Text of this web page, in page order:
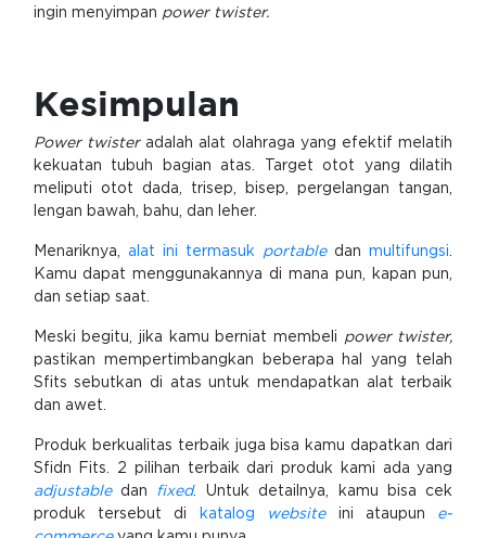
ingin menyimpan power twister.
Kesimpulan
Power twisteradalah alat olahraga yang efektif melatih
kekuatan tubuh bagian atas. Target otot yang dilatih
meliputi otot dada, trisep, bisep, pergelangan tangan,
lengan bawah, bahu, dan leher.
Menariknya, alat ini termasuk portabledanmultifungsi.
Kamu dapat menggunakannya di mana pun, kapan pun,
dan setiap saat.
Meski begitu, jika kamu berniat membeli power twister,
pastikan mempertimbangkan beberapa hal yang telah
Sfits sebutkan di atas untuk mendapatkan alat terbaik
dan awet.
Produk berkualitas terbaik juga bisa kamu dapatkan dari
Sfidn Fits. 2 pilihan terbaik dari produk kami ada yang
adjustabledan fixed. Untuk detailnya, kamu bisa cek
produk tersebut di
katalog website ini ataupun e-